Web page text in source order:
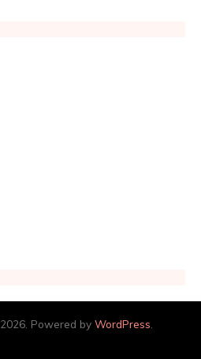
2026. Powered by WordPress